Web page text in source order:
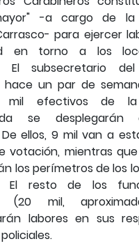
-a cargo de la
para ejercer
en torno a los
El subsecretario
hace un par de
efectivos de la
se
ellos, 9 mil van a
votación, mientras
los perímetros de los
El resto de los
(20 mil,
labores en sus